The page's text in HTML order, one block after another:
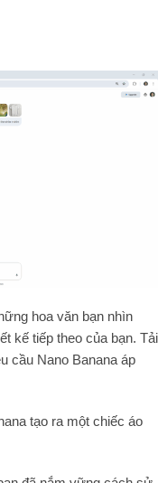
hoa văn bạn nhìn
kế tiếp theo của bạn. Tải
cầu Nano Banana áp
tạo ra một chiếc áo